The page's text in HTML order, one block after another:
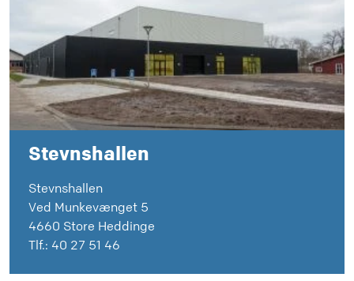
Stevnshallen
Stevnshallen
Ved Munkevænget 5
4660 Store Heddinge
Tlf.: 40 27 51 46